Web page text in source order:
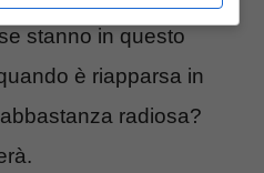
stanno in questo
è riapparsa in
radiosa?